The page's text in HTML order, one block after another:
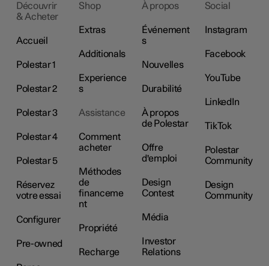
Découvrir
& Acheter
Accueil
Polestar 1
Polestar 2
Polestar 3
Polestar 4
Polestar 5
Réservez
votre essai
Configurer
Pre-owned
Shop
Extras
Additionals
Experience
s
Assistance
Comment
acheter
Méthodes
de
financeme
nt
Propriété
Recharge
À propos
Événement
s
Nouvelles
Durabilité
À propos
de Polestar
Offre
d'emploi
Design
Contest
Média
Investor
Relations
Social
Instagram
Facebook
YouTube
LinkedIn
TikTok
Polestar
Community
Design
Community